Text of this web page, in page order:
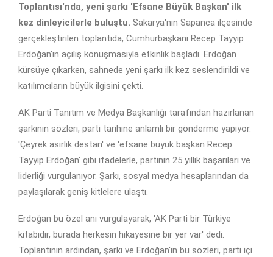
Toplantısı'nda, yeni şarkı 'Efsane Büyük Başkan' ilk
kez dinleyicilerle buluştu. Sakarya'nın Sapanca ilçesinde
gerçekleştirilen toplantıda, Cumhurbaşkanı Recep Tayyip
Erdoğan'ın açılış konuşmasıyla etkinlik başladı. Erdoğan
kürsüye çıkarken, sahnede yeni şarkı ilk kez seslendirildi ve
katılımcıların büyük ilgisini çekti.
AK Parti Tanıtım ve Medya Başkanlığı tarafından hazırlanan
şarkının sözleri, parti tarihine anlamlı bir gönderme yapıyor.
'Çeyrek asırlık destan' ve 'efsane büyük başkan Recep
Tayyip Erdoğan' gibi ifadelerle, partinin 25 yıllık başarıları ve
liderliği vurgulanıyor. Şarkı, sosyal medya hesaplarından da
paylaşılarak geniş kitlelere ulaştı.
Erdoğan bu özel anı vurgulayarak, 'AK Parti bir Türkiye
kitabıdır, burada herkesin hikayesine bir yer var' dedi.
Toplantının ardından, şarkı ve Erdoğan'ın bu sözleri, parti içi